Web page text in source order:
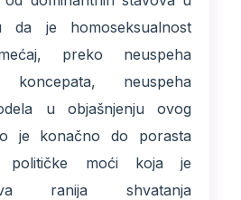
je homoseksualnost
preko neuspeha
koncepata, neuspeha
u objašnjenju ovog
je konačno do porasta
političke moći koja je
ranija shvatanja